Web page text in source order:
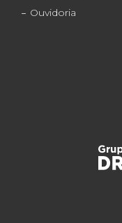
Ouvidoria